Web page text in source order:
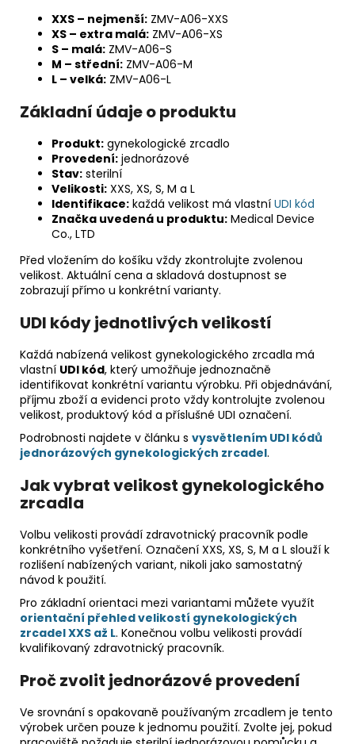
XXS – nejmenší: ZMV-A06-XXS
XS – extra malá: ZMV-A06-XS
S – malá: ZMV-A06-S
M – střední: ZMV-A06-M
L – velká: ZMV-A06-L
Základní údaje o produktu
Produkt: gynekologické zrcadlo
Provedení: jednorázové
Stav: sterilní
Velikosti: XXS, XS, S, M a L
Identifikace: každá velikost má vlastní UDI kód
Značka uvedená u produktu: Medical Device
Co., LTD
Před vložením do košíku vždy zkontrolujte zvolenou
velikost. Aktuální cena a skladová dostupnost se
zobrazují přímo u konkrétní varianty.
UDI kódy jednotlivých velikostí
Každá nabízená velikost gynekologického zrcadla má
vlastní UDI kód, který umožňuje jednoznačně
identifikovat konkrétní variantu výrobku. Při objednávání,
příjmu zboží a evidenci proto vždy kontrolujte zvolenou
velikost, produktový kód a příslušné UDI označení.
Podrobnosti najdete v článku s vysvětlením UDI kódů
jednorázových gynekologických zrcadel.
Jak vybrat velikost gynekologického
zrcadla
Volbu velikosti provádí zdravotnický pracovník podle
konkrétního vyšetření. Označení XXS, XS, S, M a L slouží k
rozlišení nabízených variant, nikoli jako samostatný
návod k použití.
Pro základní orientaci mezi variantami můžete využít
orientační přehled velikostí gynekologických
zrcadel XXS až L. Konečnou volbu velikosti provádí
kvalifikovaný zdravotnický pracovník.
Proč zvolit jednorázové provedení
Ve srovnání s opakovaně používaným zrcadlem je tento
výrobek určen pouze k jednomu použití. Zvolte jej, pokud